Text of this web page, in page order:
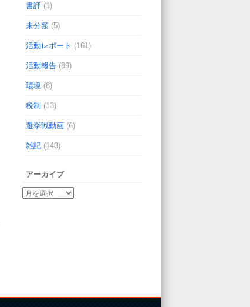
書評 (1)
未分類 (5)
活動レポート (161)
活動報告 (89)
環境 (8)
税制 (13)
選挙戦動画 (6)
雑記 (143)
アーカイブ